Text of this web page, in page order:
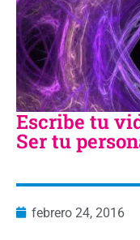
Escribe tu
Ser tu
febrero 24, 2016